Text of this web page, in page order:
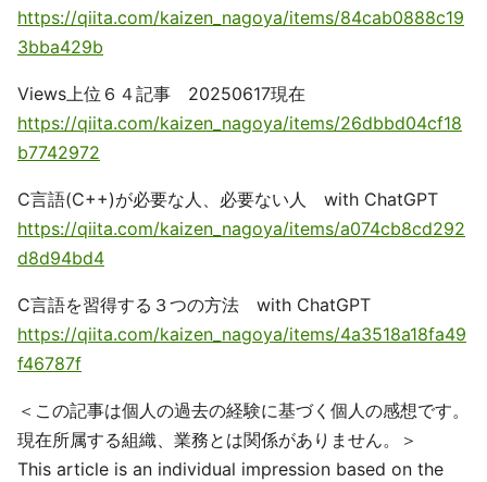
https://qiita.com/kaizen_nagoya/items/84cab0888c19
3bba429b
Views上位６４記事 20250617現在
https://qiita.com/kaizen_nagoya/items/26dbbd04cf18
b7742972
C言語(C++)が必要な人、必要ない人 with ChatGPT
https://qiita.com/kaizen_nagoya/items/a074cb8cd292
d8d94bd4
C言語を習得する３つの方法 with ChatGPT
https://qiita.com/kaizen_nagoya/items/4a3518a18fa49
f46787f
＜この記事は個人の過去の経験に基づく個人の感想です。
現在所属する組織、業務とは関係がありません。＞
This article is an individual impression based on the